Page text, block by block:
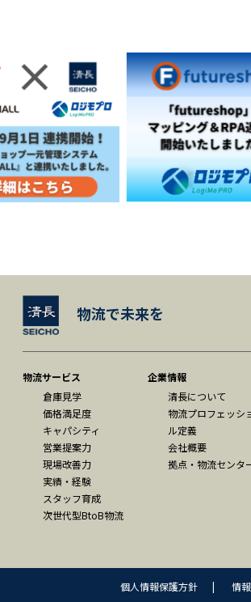
物流で未来を
物流サービス
倉庫見学
価格満足度
キャパシティ
営業提案力
現場改善力
実績・経験
スタッフ育成
次世代型BtoB物流
企業情報
清長について
物流プロフェッシ
ル定義
会社概要
拠点・物流センタ
個人情報保護方針 | 情